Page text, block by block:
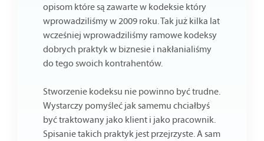
opisom które są zawarte w kodeksie który
wprowadziliśmy w 2009 roku. Tak już kilka lat
wcześniej wprowadziliśmy ramowe kodeksy
dobrych praktyk w biznesie i nakłanialiśmy
do tego swoich kontrahentów.
Stworzenie kodeksu nie powinno być trudne.
Wystarczy pomyśleć jak samemu chciałbyś
być traktowany jako klient i jako pracownik.
Spisanie takich praktyk jest przejrzyste. A sam